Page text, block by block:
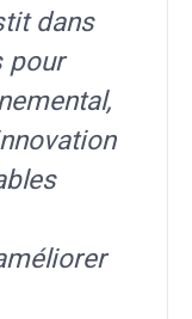
dans
pour